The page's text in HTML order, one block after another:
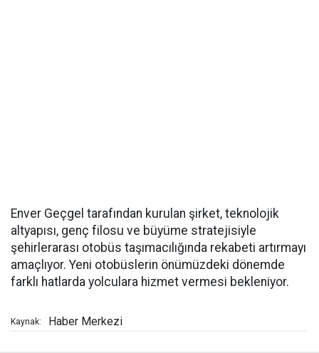
Enver Geçgel tarafından kurulan şirket, teknolojik
altyapısı, genç filosu ve büyüme stratejisiyle
şehirlerarası otobüs taşımacılığında rekabeti artırmayı
amaçlıyor. Yeni otobüslerin önümüzdeki dönemde
farklı hatlarda yolculara hizmet vermesi bekleniyor.
Kaynak: Haber Merkezi